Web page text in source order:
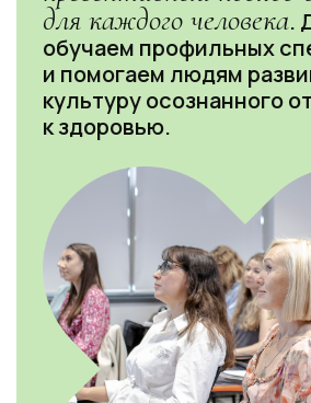
для каждого человека.
обучаем профильных
и помогаем людям
культуру осознанного
к здоровью.